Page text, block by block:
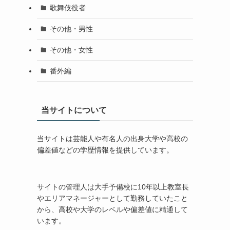
歌舞伎役者
その他・男性
その他・女性
番外編
当サイトについて
当サイトは芸能人や有名人の出身大学や高校の
偏差値などの学歴情報を提供しています。
サイトの管理人は大手予備校に10年以上教室長
やエリアマネージャーとして勤務していたこと
から、高校や大学のレベルや偏差値に精通して
います。